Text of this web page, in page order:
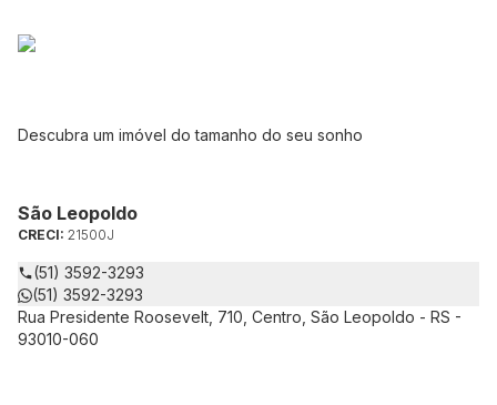
Descubra um imóvel do tamanho do seu sonho
São Leopoldo
CRECI: 21500J
(51) 3592-3293
(51) 3592-3293
Rua Presidente Roosevelt, 710, Centro, São Leopoldo - RS -
93010-060